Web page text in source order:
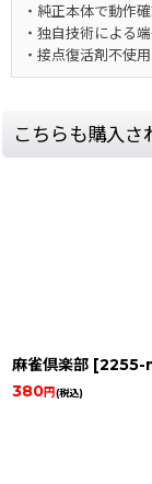
・純正本体で動作
・独自技術による
・接点復活剤不使
こちらも購入さ
麻雀倶楽部 [2255-
380円(税込)